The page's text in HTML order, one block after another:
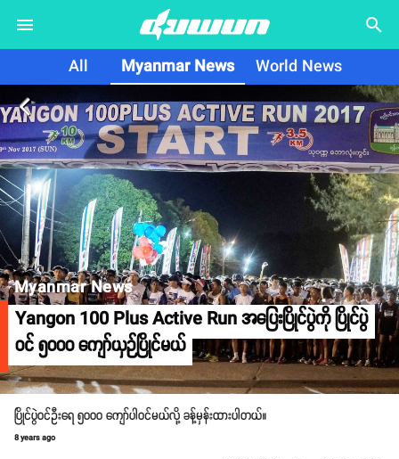
search
All Myanmar News World News
arrow_back_ios
Myanmar News
Yangon 100 Plus Active Run အပြေးပြိုင်ပွဲကို ပြိုင်ပွဲ
ဝင် ၅၀၀၀ ကျော်ယှဉ်ပြိုင်မယ်
ပြိုင်ပွဲဝင်ဦးရေ ၅၀၀၀ ကျော်ပါဝင်မယ်လို့ ခန့်မှန်းထားပါတယ်။
8 years ago